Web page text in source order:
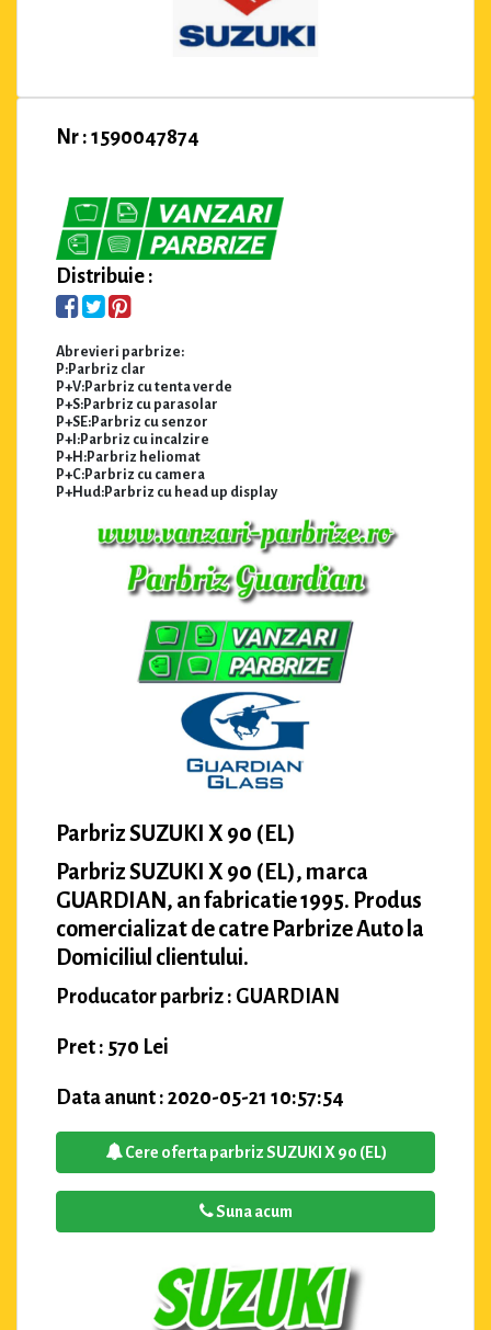
Nr : 1590047874
Distribuie :
Abrevieri parbrize:
P:Parbriz clar
P+V:Parbriz cu tenta verde
P+S:Parbriz cu parasolar
P+SE:Parbriz cu senzor
P+I:Parbriz cu incalzire
P+H:Parbriz heliomat
P+C:Parbriz cu camera
P+Hud:Parbriz cu head up display
Parbriz SUZUKI X 90 (EL)
Parbriz SUZUKI X 90 (EL), marca
GUARDIAN, an fabricatie 1995. Produs
comercializat de catre Parbrize Auto la
Domiciliul clientului.
Producator parbriz : GUARDIAN
Pret : 570 Lei
Data anunt : 2020-05-21 10:57:54
Cere oferta parbriz SUZUKI X 90 (EL)
Suna acum